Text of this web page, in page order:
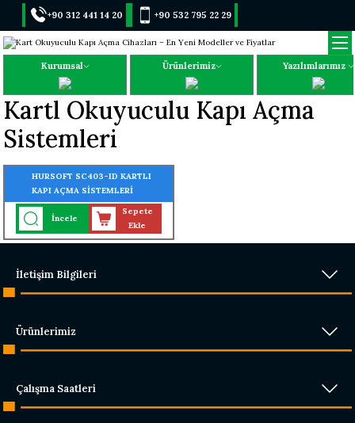
+90 312 441 14 20 +90 532 795 22 29
Kurumsal Ürünlerimiz Yazılımlarımız
Kartl Okuyuculu Kapı Açma
Sistemleri
HURSOFT SC403-ID KARTLI
KAPI AÇMA SİSTEMLERİ
(30.000 KART - 30.000 ŞİFRE
OKUMA ÖZELLİĞİ)
İncele
Sepete
Ekle
İletişim Bilgileri
Ürünlerimiz
Çalışma Saatleri